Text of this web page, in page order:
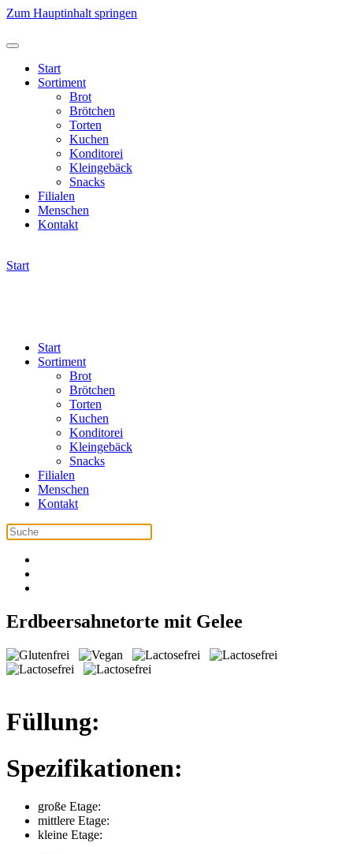
Zum Hauptinhalt springen
Start
Sortiment
Brot
Brötchen
Torten
Kuchen
Konditorei
Kleingebäck
Snacks
Filialen
Menschen
Kontakt
Start
Start
Sortiment
Brot
Brötchen
Torten
Kuchen
Konditorei
Kleingebäck
Snacks
Filialen
Menschen
Kontakt
Erdbeersahnetorte mit Gelee
Füllung:
Spezifikationen:
große Etage:
mittlere Etage:
kleine Etage: